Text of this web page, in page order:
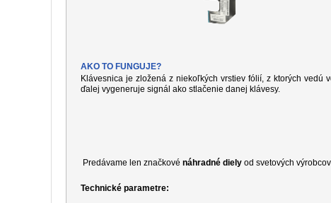
AKO TO FUNGUJE?
Klávesnica je zložená z niekoľkých vrstiev fólií, z ktorých vedú
ďalej vygeneruje signál ako stlačenie danej klávesy.
Predávame len značkové náhradné diely od svetových
Technické parametre: